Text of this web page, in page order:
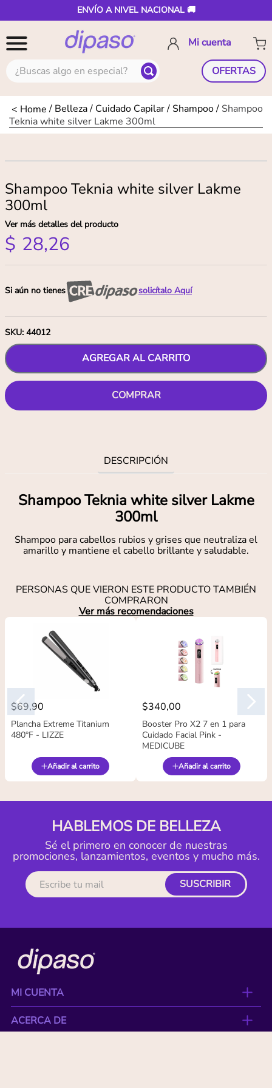
ENVÍO A NIVEL NACIONAL 🚚
¿Buscas algo en especial? OFERTAS
Belleza Cuidado Capilar Shampoo
Shampoo
Teknia white silver Lakme 300ml
Shampoo Teknia white silver Lakme
300ml
Ver más detalles del producto
$ 28,26
Si aún no tienes solicítalo Aquí
SKU: 44012
AGREGAR AL CARRITO
COMPRAR
DESCRIPCIÓN
Shampoo Teknia white silver Lakme
300ml
Shampoo para cabellos rubios y grises que neutraliza el
amarillo y mantiene el cabello brillante y saludable.
PERSONAS QUE VIERON ESTE PRODUCTO TAMBIÉN
COMPRARON
Ver más recomendaciones
$69,90
Plancha Extreme Titanium
480°F - LIZZE
Añadir al carrito
$340,00
Booster Pro X2 7 en 1 para
Cuidado Facial Pink -
MEDICUBE
Añadir al carrito
HABLEMOS DE BELLEZA
Sé el primero en conocer de nuestras
promociones, lanzamientos, eventos y mucho más.
SUSCRIBIR
MI CUENTA
ACERCA DE